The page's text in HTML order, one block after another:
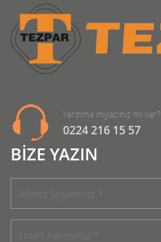
Yardıma ihiyacınız mı var?
0224 216 15 57
BİZE YAZIN